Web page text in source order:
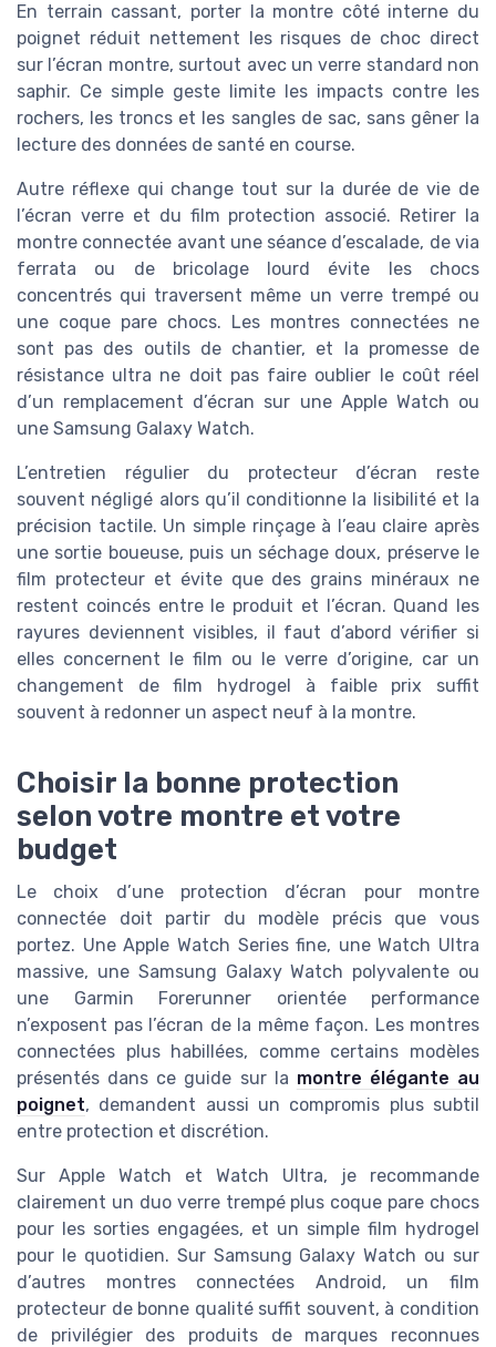
En terrain cassant, porter la montre côté interne du
poignet réduit nettement les risques de choc direct
sur l’écran montre, surtout avec un verre standard non
saphir. Ce simple geste limite les impacts contre les
rochers, les troncs et les sangles de sac, sans gêner la
lecture des données de santé en course.
Autre réflexe qui change tout sur la durée de vie de
l’écran verre et du film protection associé. Retirer la
montre connectée avant une séance d’escalade, de via
ferrata ou de bricolage lourd évite les chocs
concentrés qui traversent même un verre trempé ou
une coque pare chocs. Les montres connectées ne
sont pas des outils de chantier, et la promesse de
résistance ultra ne doit pas faire oublier le coût réel
d’un remplacement d’écran sur une Apple Watch ou
une Samsung Galaxy Watch.
L’entretien régulier du protecteur d’écran reste
souvent négligé alors qu’il conditionne la lisibilité et la
précision tactile. Un simple rinçage à l’eau claire après
une sortie boueuse, puis un séchage doux, préserve le
film protecteur et évite que des grains minéraux ne
restent coincés entre le produit et l’écran. Quand les
rayures deviennent visibles, il faut d’abord vérifier si
elles concernent le film ou le verre d’origine, car un
changement de film hydrogel à faible prix suffit
souvent à redonner un aspect neuf à la montre.
Choisir la bonne protection
selon votre montre et votre
budget
Le choix d’une protection d’écran pour montre
connectée doit partir du modèle précis que vous
portez. Une Apple Watch Series fine, une Watch Ultra
massive, une Samsung Galaxy Watch polyvalente ou
une Garmin Forerunner orientée performance
n’exposent pas l’écran de la même façon. Les montres
connectées plus habillées, comme certains modèles
présentés dans ce guide sur la montre élégante au
poignet, demandent aussi un compromis plus subtil
entre protection et discrétion.
Sur Apple Watch et Watch Ultra, je recommande
clairement un duo verre trempé plus coque pare chocs
pour les sorties engagées, et un simple film hydrogel
pour le quotidien. Sur Samsung Galaxy Watch ou sur
d’autres montres connectées Android, un film
protecteur de bonne qualité suffit souvent, à condition
de privilégier des produits de marques reconnues